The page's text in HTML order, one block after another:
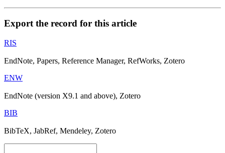
Export the record for this article
RIS
EndNote, Papers, Reference Manager, RefWorks, Zotero
ENW
EndNote (version X9.1 and above), Zotero
BIB
BibTeX, JabRef, Mendeley, Zotero